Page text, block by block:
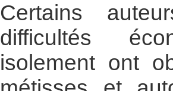
Certains
difficultés
isolement ont